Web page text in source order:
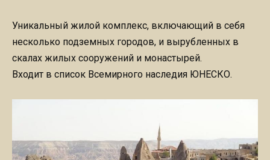
Уникальный жилой комплекс, включающий в себя
несколько подземных городов, и вырубленных в
скалах жилых сооружений и монастырей.
Входит в список Всемирного наследия ЮНЕСКО.